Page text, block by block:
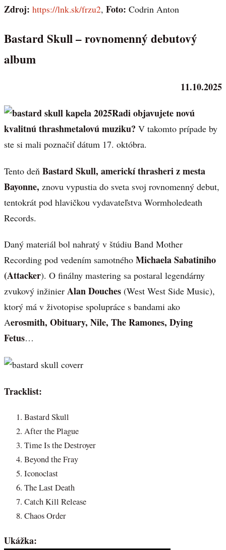
Zdroj: https://lnk.sk/frzu2, Foto: Codrin Anton
Bastard Skull – rovnomenný debutový
album
11.10.2025
Radi objavujete novú
kvalitnú thrashmetalovú muziku? V takomto prípade by
ste si mali poznačiť dátum 17. októbra.
Tento deň Bastard Skull, americkí thrasheri z mesta
Bayonne, znovu vypustia do sveta svoj rovnomenný debut,
tentokrát pod hlavičkou vydavateľstva Wormholedeath
Records.
Daný materiál bol nahratý v štúdiu Band Mother
Recording pod vedením samotného Michaela Sabatiniho
(Attacker). O finálny mastering sa postaral legendárny
zvukový inžinier Alan Douches (West West Side Music),
ktorý má v životopise spolupráce s bandami ako
Aerosmith, Obituary, Nile, The Ramones, Dying
Fetus…
Tracklist:
Bastard Skull
After the Plague
Time Is the Destroyer
Beyond the Fray
Iconoclast
The Last Death
Catch Kill Release
Chaos Order
Ukážka: